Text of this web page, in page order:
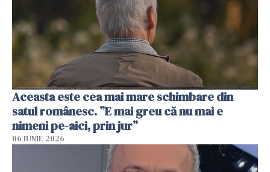
Aceasta este cea mai mare schimbare din
satul românesc. ”E mai greu că nu mai e
nimeni pe-aici, prin jur”
06 IUNIE 2026